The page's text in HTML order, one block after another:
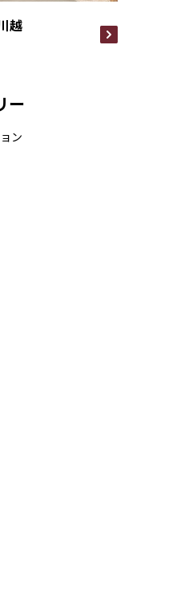
越
ー
ン